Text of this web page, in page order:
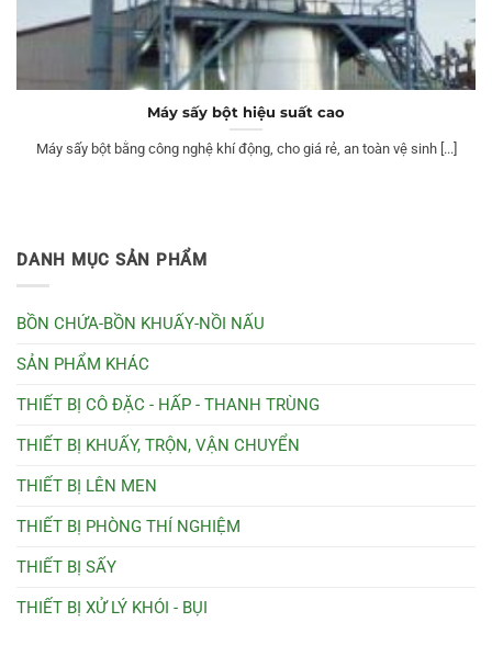
Máy sấy bột hiệu suất cao
Máy sấy bột bằng công nghệ khí động, cho giá rẻ, an toàn vệ sinh [...]
DANH MỤC SẢN PHẨM
BỒN CHỨA-BỒN KHUẤY-NỒI NẤU
SẢN PHẨM KHÁC
THIẾT BỊ CÔ ĐẶC - HẤP - THANH TRÙNG
THIẾT BỊ KHUẤY, TRỘN, VẬN CHUYỂN
THIẾT BỊ LÊN MEN
THIẾT BỊ PHÒNG THÍ NGHIỆM
THIẾT BỊ SẤY
THIẾT BỊ XỬ LÝ KHÓI - BỤI